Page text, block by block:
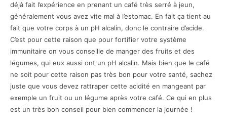
déjà fait l’expérience en prenant un café très serré à jeun,
généralement vous avez vite mal à l’estomac. En fait ça tient au
fait que votre corps à un pH alcalin, donc le contraire d’acide.
C’est pour cette raison que pour fortifier votre système
immunitaire on vous conseille de manger des fruits et des
légumes, qui eux aussi ont un pH alcalin. Mais bien que le café
ne soit pour cette raison pas très bon pour votre santé, sachez
juste que vous devez rattraper cette acidité en mangeant par
exemple un fruit ou un légume après votre café. Ce qui en plus
est un très bon conseil pour bien commencer la journée !